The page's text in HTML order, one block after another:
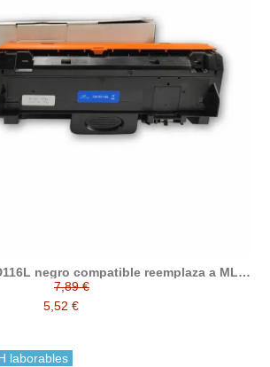
negro compatible reemplaza a MLT-
D116L
7,89 €
5,52 €
laborables